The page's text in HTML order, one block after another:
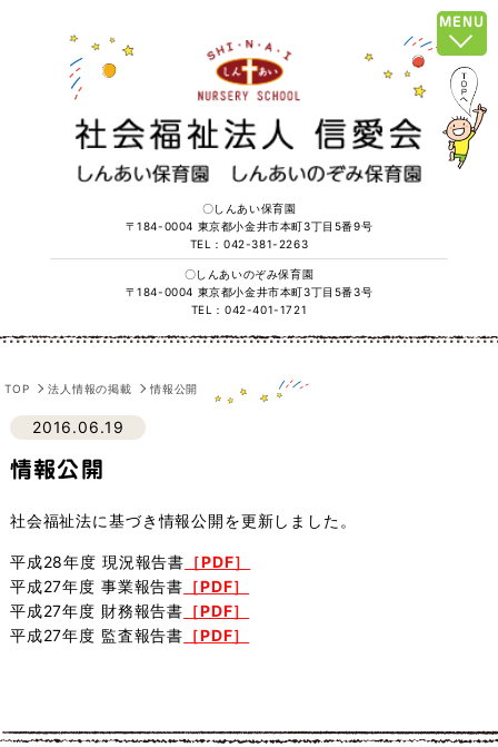
〇しんあい保育園
〒184-0004 東京都小金井市本町3丁目5番9号
TEL：042-381-2263
〇しんあいのぞみ保育園
〒184-0004 東京都小金井市本町3丁目5番3号
TEL：042-401-1721
TOP 法人情報の掲載 情報公開
2016.06.19
情報公開
社会福祉法に基づき情報公開を更新しました。
平成28年度 現況報告書 ［PDF］
平成27年度 事業報告書 ［PDF］
平成27年度 財務報告書 ［PDF］
平成27年度 監査報告書 ［PDF］
MENU